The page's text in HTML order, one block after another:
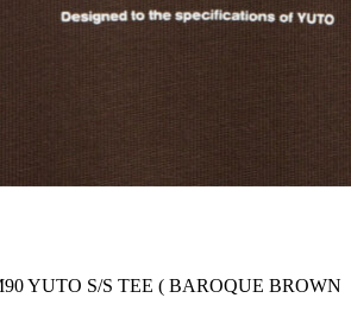
YUTO S/S TEE ( BAROQUE BROWN